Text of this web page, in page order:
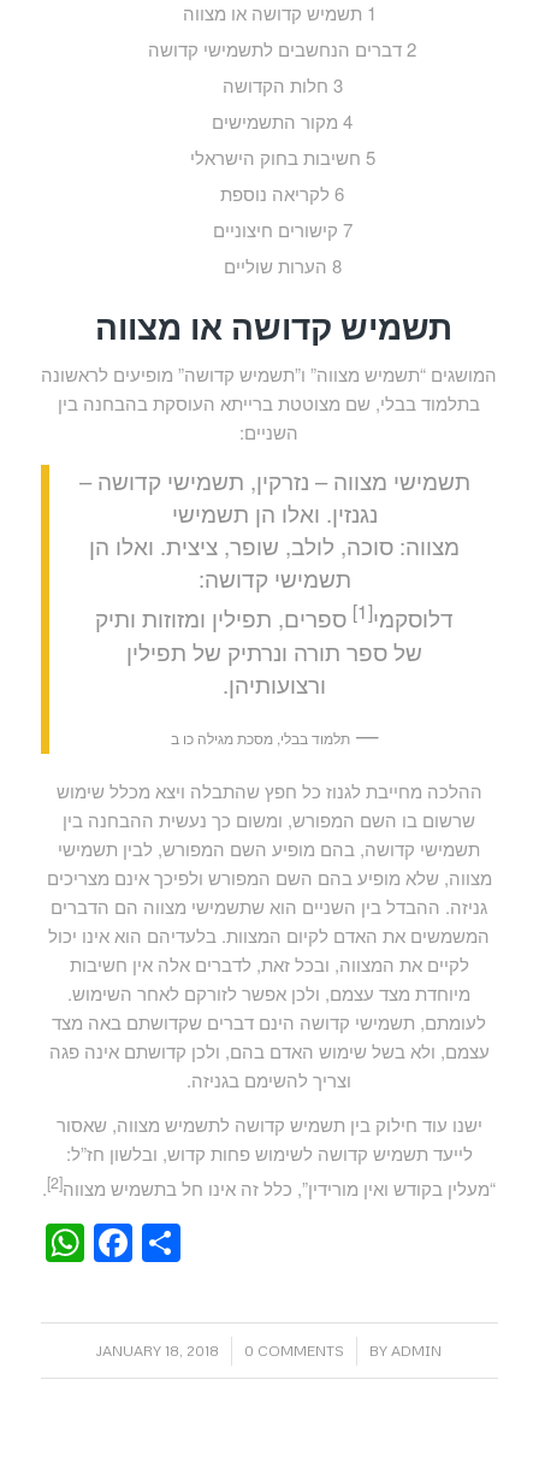
תשמיש קדושה או מצווה
2 דברים הנחשבים לתשמישי קדושה
3 חלות הקדושה
4 מקור התשמישים
5 חשיבות בחוק הישראלי
6 לקריאה נוספת
7 קישורים חיצוניים
8 הערות שוליים
תשמיש קדושה או מצווה
המושגים “תשמיש מצווה” ו”תשמיש קדושה” מופיעים לראשונה
בתלמוד בבלי, שם מצוטטת ברייתא העוסקת בהבחנה בין
השניים:
תשמישי מצווה – נזרקין, תשמישי קדושה –
נגנזין. ואלו הן תשמישי
מצווה: סוכה, לולב, שופר, ציצית. ואלו הן
תשמישי קדושה:
דלוסקמי[1]
ספרים, תפילין ומזוזות ותיק
של ספר תורה ונרתיק של תפילין
ורצועותיהן.
—תלמוד בבלי, מסכת מגילה כו ב
ההלכה מחייבת לגנוז כל חפץ שהתבלה ויצא מכלל שימוש
שרשום בו השם המפורש, ומשום כך נעשית ההבחנה בין
תשמישי קדושה, בהם מופיע השם המפורש, לבין תשמישי
מצווה, שלא מופיע בהם השם המפורש ולפיכך אינם מצריכים
גניזה. ההבדל בין השניים הוא שתשמישי מצווה הם הדברים
המשמשים את האדם לקיום המצוות. בלעדיהם הוא אינו יכול
לקיים את המצווה, ובכל זאת, לדברים אלה אין חשיבות
מיוחדת מצד עצמם, ולכן אפשר לזורקם לאחר השימוש.
לעומתם, תשמישי קדושה הינם דברים שקדושתם באה מצד
עצמם, ולא בשל שימוש האדם בהם, ולכן קדושתם אינה פגה
וצריך להשימם בגניזה.
ישנו עוד חילוק בין תשמיש קדושה לתשמיש מצווה, שאסור
לייעד תשמיש קדושה לשימוש פחות קדוש, ובלשון חז”ל:
“מעלין בקודש ואין מורידין”, כלל זה אינו חל בתשמיש מצווה[2]
.
WhatsApp
Facebook
Share
JANUARY 18, 2018
/ 0 COMMENTS
/ BY ADMIN